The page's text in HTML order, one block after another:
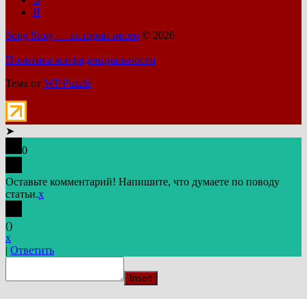
Я
Song Story — истории песен © 2026
Политика конфиденциальности
Тема от WP Puzzle
➤
0
Оставьте комментарий! Напишите, что думаете по поводу
статьи.x
()
x
| Ответить
Insert